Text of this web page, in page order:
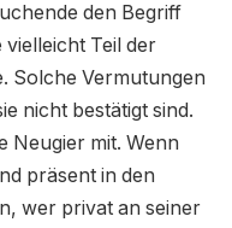
den Begriff
vielleicht Teil der
Solche Vermutungen
nicht bestätigt sind.
Neugier mit. Wenn
präsent in den
wer privat an seiner